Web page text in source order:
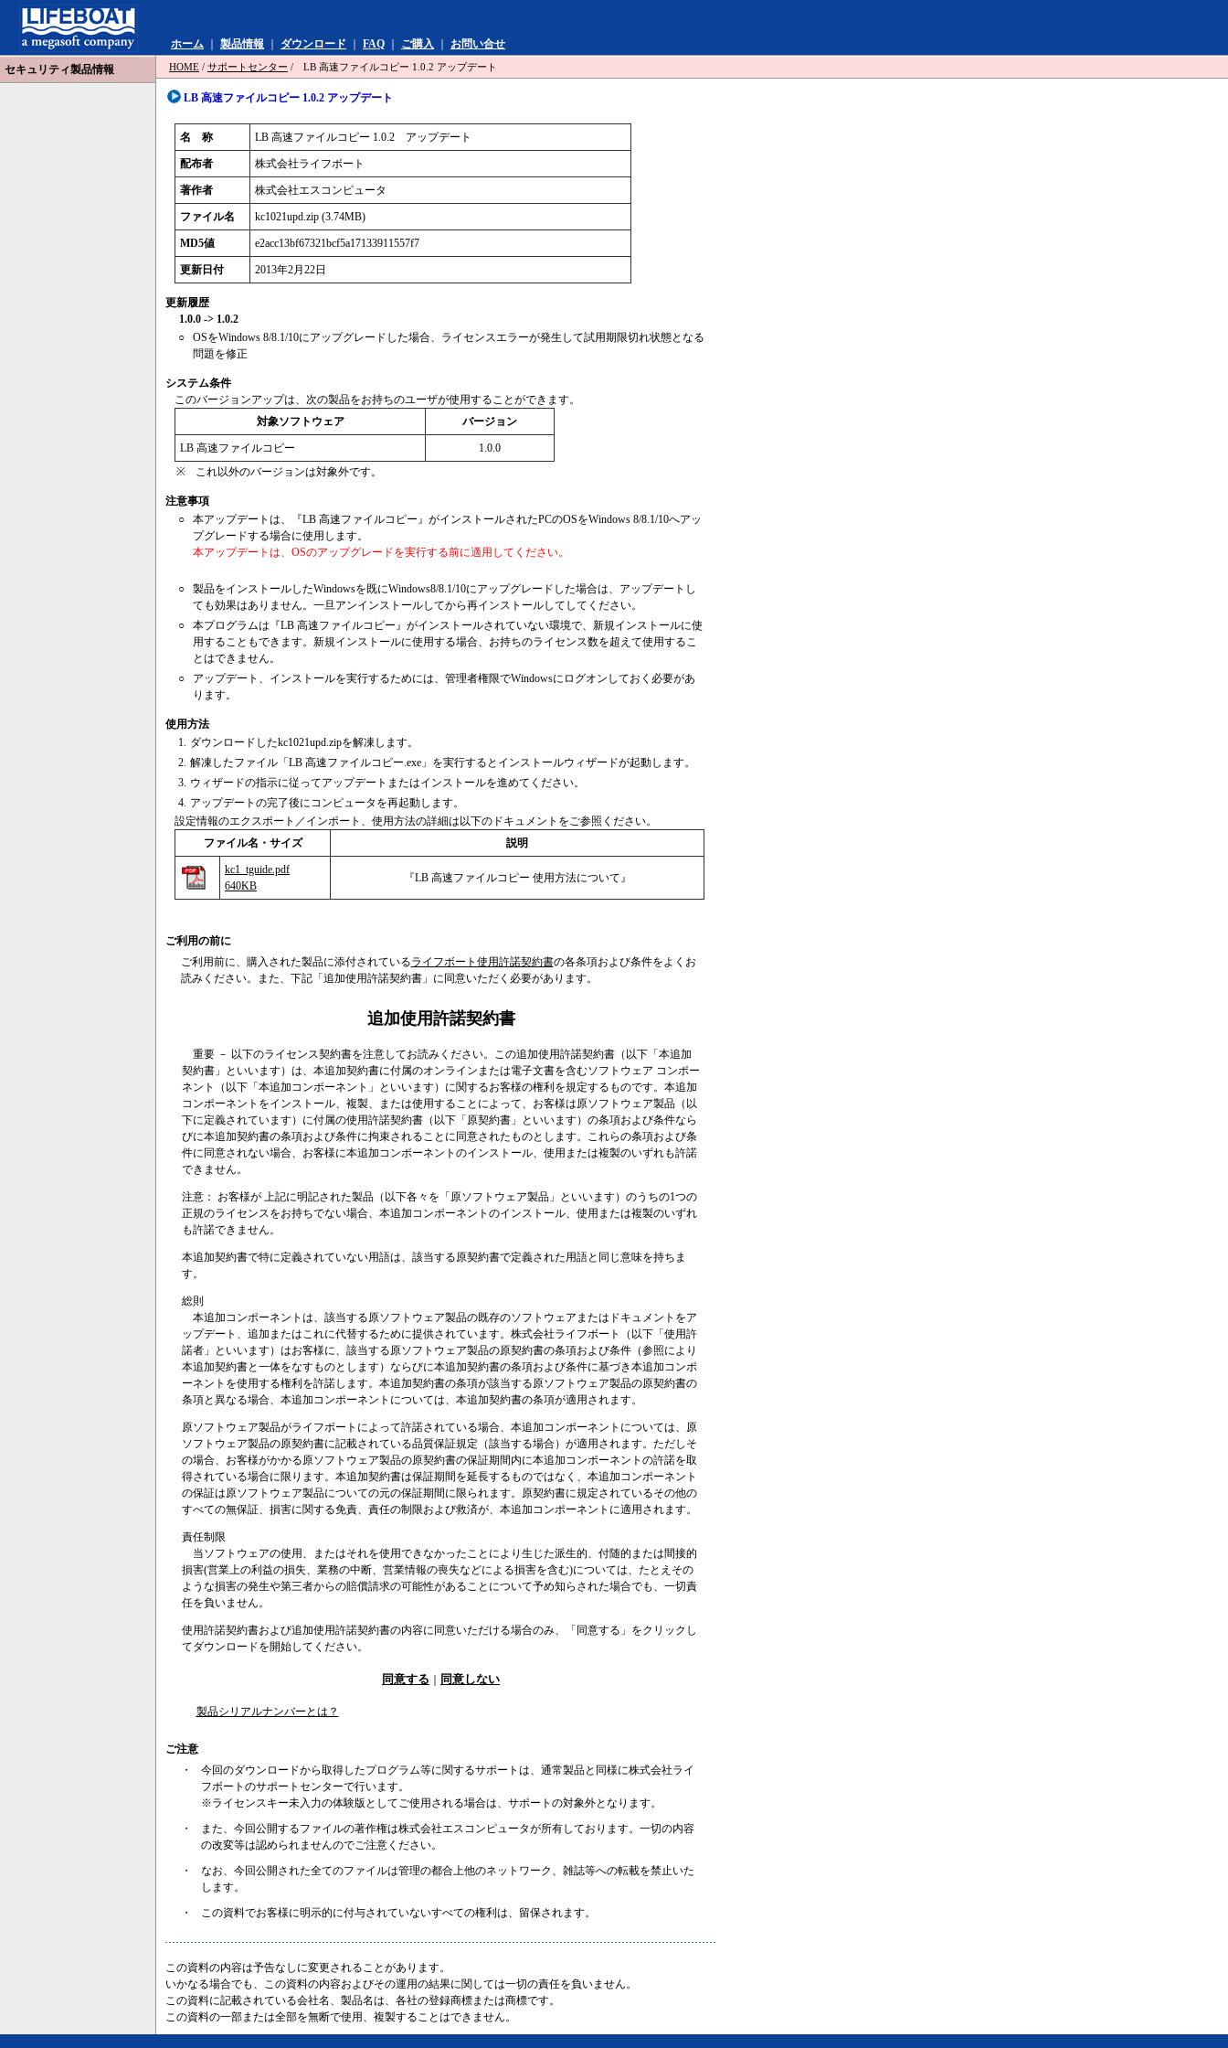
ホーム 製品情報 ダウンロード FAQ ご購入
お問い合せ
セキュリティ製品情報
HOME / サポートセンター / LB 高速ファイルコピー 1.0.2 アップデート
LB 高速ファイルコピー 1.0.2 アップデート
名 称 LB 高速ファイルコピー 1.0.2 アップデート
配布者 株式会社ライフボート
著作者 株式会社エスコンピュータ
ファイル名 kc1021upd.zip (3.74MB)
MD5値 e2acc13bf67321bcf5a17133911557f7
更新日付 2013年2月22日
更新履歴
1.0.0 -> 1.0.2
○
OSをWindows 8/8.1/10にアップグレードした場合、ライセンスエラーが発生して試用期限切れ状態となる
問題を修正
システム条件
このバージョンアップは、次の製品をお持ちのユーザが使用することができます。
対象ソフトウェア
バージョン
LB 高速ファイルコピー
1.0.0
※
これ以外のバージョンは対象外です。
注意事項
○
本アップデートは、『LB 高速ファイルコピー』がインストールされたPCのOSをWindows 8/8.1/10へアッ
プグレードする場合に使用します。
本アップデートは、OSのアップグレードを実行する前に適用してください。
○
製品をインストールしたWindowsを既にWindows8/8.1/10にアップグレードした場合は、アップデートし
ても効果はありません。一旦アンインストールしてから再インストールしてしてください。
○
本プログラムは『LB 高速ファイルコピー』がインストールされていない環境で、新規インストールに使
用することもできます。新規インストールに使用する場合、お持ちのライセンス数を超えて使用するこ
とはできません。
○
アップデート、インストールを実行するためには、管理者権限でWindowsにログオンしておく必要があ
ります。
使用方法
1. ダウンロードしたkc1021upd.zipを解凍します。
2. 解凍したファイル「LB 高速ファイルコピー.exe」を実行するとインストールウィザードが起動します。
3. ウィザードの指示に従ってアップデートまたはインストールを進めてください。
4. アップデートの完了後にコンピュータを再起動します。
設定情報のエクスポート／インポート、使用方法の詳細は以下のドキュメントをご参照ください。
ファイル名・サイズ
説明
kc1_tguide.pdf
640KB
『LB 高速ファイルコピー 使用方法について』
ご利用の前に
ご利用前に、購入された製品に添付されているライフボート使用許諾契約書の各条項および条件をよくお
読みください。また、下記「追加使用許諾契約書」に同意いただく必要があります。
追加使用許諾契約書
重要 － 以下のライセンス契約書を注意してお読みください。この追加使用許諾契約書（以下「本追加
契約書」といいます）は、本追加契約書に付属のオンラインまたは電子文書を含むソフトウェア コンポー
ネント（以下「本追加コンポーネント」といいます）に関するお客様の権利を規定するものです。本追加
コンポーネントをインストール、複製、または使用することによって、お客様は原ソフトウェア製品（以
下に定義されています）に付属の使用許諾契約書（以下「原契約書」といいます）の条項および条件なら
びに本追加契約書の条項および条件に拘束されることに同意されたものとします。これらの条項および条
件に同意されない場合、お客様に本追加コンポーネントのインストール、使用または複製のいずれも許諾
できません。
注意： お客様が 上記に明記された製品（以下各々を「原ソフトウェア製品」といいます）のうちの1つの
正規のライセンスをお持ちでない場合、本追加コンポーネントのインストール、使用または複製のいずれ
も許諾できません。
本追加契約書で特に定義されていない用語は、該当する原契約書で定義された用語と同じ意味を持ちま
す。
総則
本追加コンポーネントは、該当する原ソフトウェア製品の既存のソフトウェアまたはドキュメントをア
ップデート、追加またはこれに代替するために提供されています。株式会社ライフボート（以下「使用許
諾者」といいます）はお客様に、該当する原ソフトウェア製品の原契約書の条項および条件（参照により
本追加契約書と一体をなすものとします）ならびに本追加契約書の条項および条件に基づき本追加コンポ
ーネントを使用する権利を許諾します。本追加契約書の条項が該当する原ソフトウェア製品の原契約書の
条項と異なる場合、本追加コンポーネントについては、本追加契約書の条項が適用されます。
原ソフトウェア製品がライフボートによって許諾されている場合、本追加コンポーネントについては、原
ソフトウェア製品の原契約書に記載されている品質保証規定（該当する場合）が適用されます。ただしそ
の場合、お客様がかかる原ソフトウェア製品の原契約書の保証期間内に本追加コンポーネントの許諾を取
得されている場合に限ります。本追加契約書は保証期間を延長するものではなく、本追加コンポーネント
の保証は原ソフトウェア製品についての元の保証期間に限られます。原契約書に規定されているその他の
すべての無保証、損害に関する免責、責任の制限および救済が、本追加コンポーネントに適用されます。
責任制限
当ソフトウェアの使用、またはそれを使用できなかったことにより生じた派生的、付随的または間接的
損害(営業上の利益の損失、業務の中断、営業情報の喪失などによる損害を含む)については、たとえその
ような損害の発生や第三者からの賠償請求の可能性があることについて予め知らされた場合でも、一切責
任を負いません。
使用許諾契約書および追加使用許諾契約書の内容に同意いただける場合のみ、「同意する」をクリックし
てダウンロードを開始してください。
同意する 同意しない
製品シリアルナンバーとは？
ご注意
・
今回のダウンロードから取得したプログラム等に関するサポートは、通常製品と同様に株式会社ライ
フボートのサポートセンターで行います。
※ライセンスキー未入力の体験版としてご使用される場合は、サポートの対象外となります。
・
また、今回公開するファイルの著作権は株式会社エスコンピュータが所有しております。一切の内容
の改変等は認められませんのでご注意ください。
・
なお、今回公開された全てのファイルは管理の都合上他のネットワーク、雑誌等への転載を禁止いた
します。
・
この資料でお客様に明示的に付与されていないすべての権利は、留保されます。
この資料の内容は予告なしに変更されることがあります。
いかなる場合でも、この資料の内容およびその運用の結果に関しては一切の責任を負いません。
この資料に記載されている会社名、製品名は、各社の登録商標または商標です。
この資料の一部または全部を無断で使用、複製することはできません。